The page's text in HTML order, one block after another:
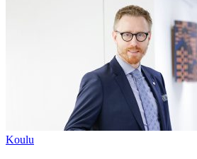
Koulu